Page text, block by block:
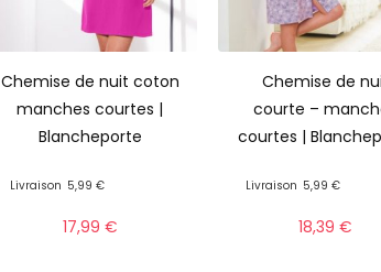
Chemise de nuit coton
manches courtes |
Blancheporte
Livraison 5,99 €
17,99 €
Chemise de
courte –
courtes |
Livraison 5,99 €
18,39€